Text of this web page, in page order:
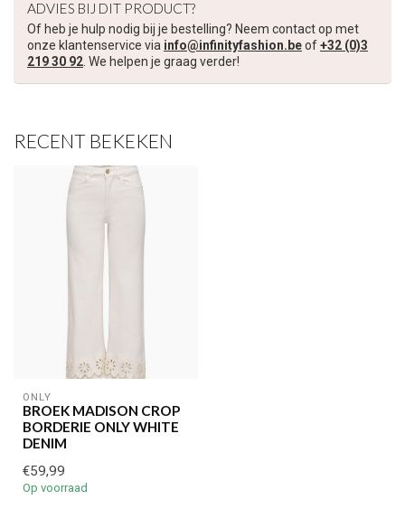
ADVIES BIJ DIT PRODUCT?
Of heb je hulp nodig bij je bestelling? Neem contact op met
onze klantenservice via info@infinityfashion.beof+32 (0)3
219 30 92. We helpen je graag verder!
RECENT BEKEKEN
ONLY
BROEK MADISON CROP
BORDERIE ONLY WHITE
DENIM
€59,99
Op voorraad